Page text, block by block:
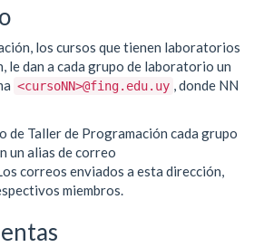
los cursos que tienen laboratorios
le dan a cada grupo de laboratorio un
<cursoNN>@fing.edu.uy , donde NN
de Taller de Programación cada grupo
un alias de correo
Los correos enviados a esta dirección,
miembros.